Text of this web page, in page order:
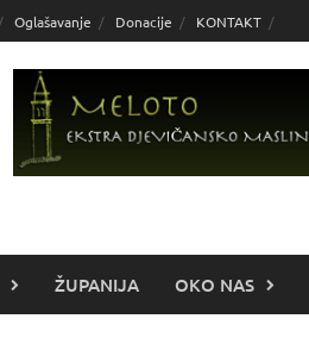
Oglašavanje Donacije KONTAKT
ŽUPANIJA OKO NAS